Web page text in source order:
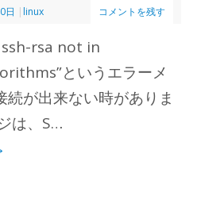
日 | linux コメントを残す
ssh-rsa not in
というエラーメ
続が出来ない時がありま
は、S…